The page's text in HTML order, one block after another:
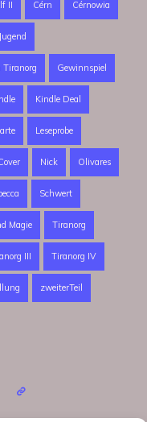
II Cérn Cérnowia
Tiranorg Gewinnspiel
Kindle Deal
Leseprobe
Nick Olivares
Schwert
Magie Tiranorg
III Tiranorg IV
zweiterTeil